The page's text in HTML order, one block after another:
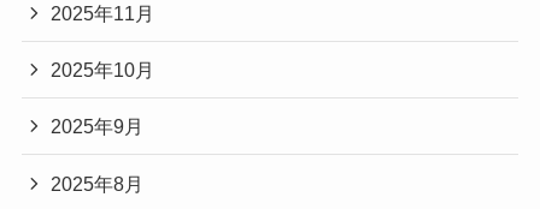
2025年11月
2025年10月
2025年9月
2025年8月